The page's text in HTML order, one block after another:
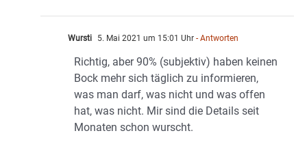
Wursti 5. Mai 2021 um 15:01 Uhr - Antworten
Richtig, aber 90% (subjektiv) haben keinen
Bock mehr sich täglich zu informieren,
was man darf, was nicht und was offen
hat, was nicht. Mir sind die Details seit
Monaten schon wurscht.